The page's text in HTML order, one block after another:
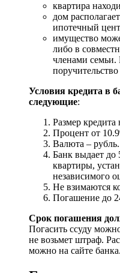
квартира
дом
ипотечный
имущество
либо в
членами семьи.
Условия кредита в
следующие:
Размер
Процент от
Валюта – рубль.
Банк выдает до
квартиры,
независимого
Не взимаются
Погашение до
Срок погашения
Погасить ссуду
не возьмет штраф.
можно на сайте банка.